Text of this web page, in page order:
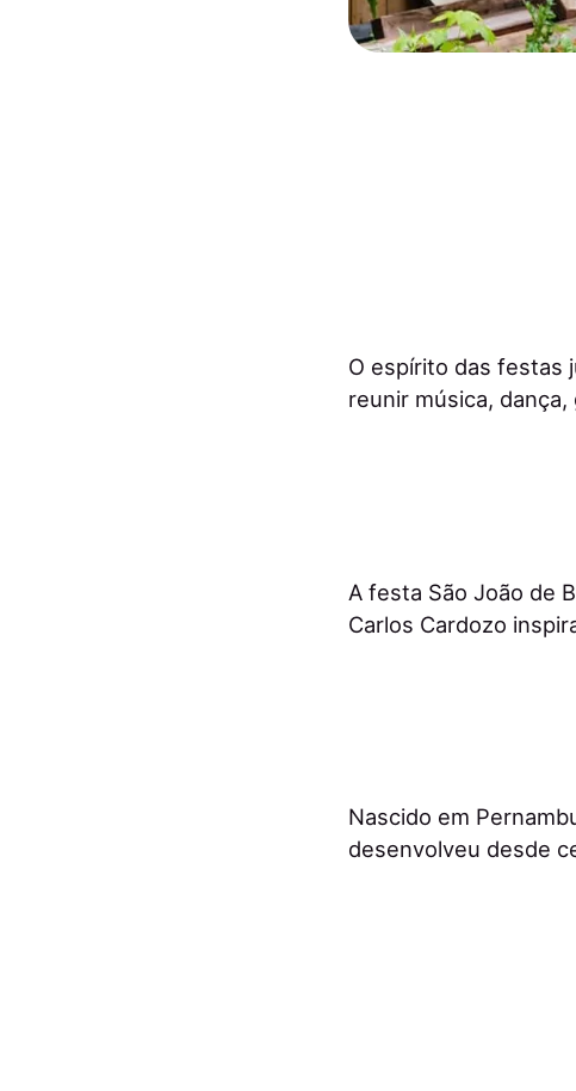
O espírito das festas
reunir música,
A festa São João de
Carlos Cardozo
Nascido em
desenvolveu desde